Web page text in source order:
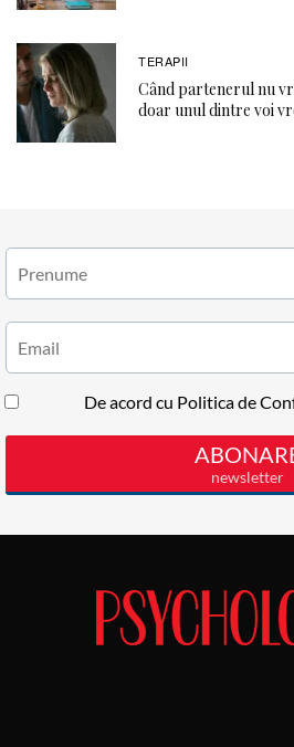
TERAPII
Când partenerul nu
doar unul dintre voi